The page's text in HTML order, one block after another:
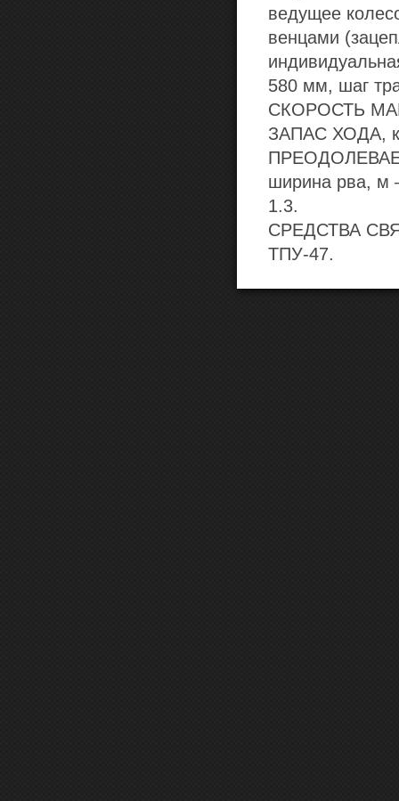
ведущее
венцами
580 мм, шаг
СКОРОСТЬ
ЗАПАС ХОДА,
ширина рва, м
1.3.
СРЕДСТВА
ТПУ-47.